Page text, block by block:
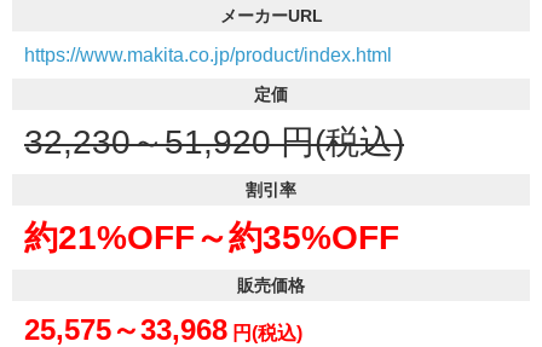
メーカーURL
https://www.makita.co.jp/product/index.html
定価
32,230～51,920 円(税込)
割引率
約21%OFF～約35%OFF
販売価格
25,575～33,968 円(税込)